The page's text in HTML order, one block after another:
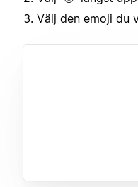
Välj den emoji du